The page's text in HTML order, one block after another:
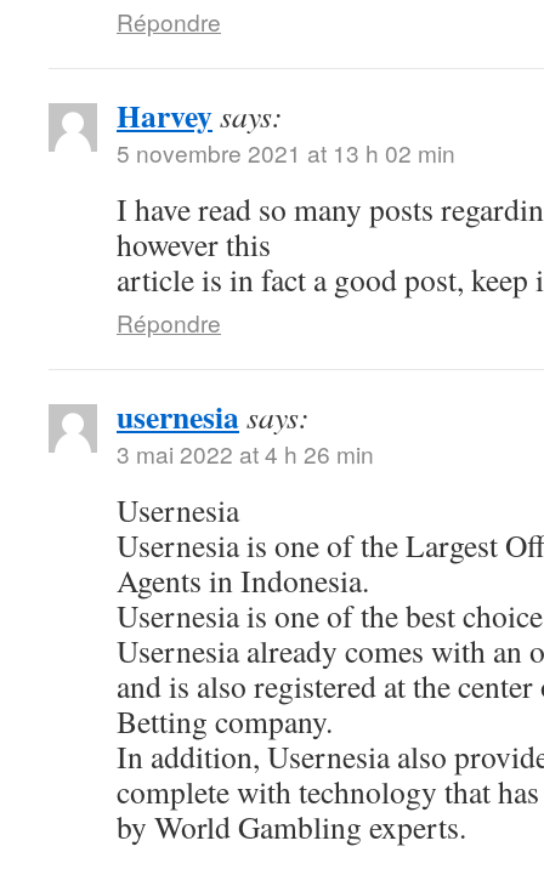
Répondre
Harveysays:
5 novembre 2021 at 13 h 02 min
I have read so many posts
however this
article is in fact a good post, keep
Répondre
usernesiasays:
3 mai 2022 at 4 h 26 min
Usernesia
Usernesia is one of the Largest
Agents in Indonesia.
Usernesia is one of the best
Usernesia already comes with an
and is also registered at the
Betting company.
In addition, Usernesia also
complete with technology that
by World Gambling experts.